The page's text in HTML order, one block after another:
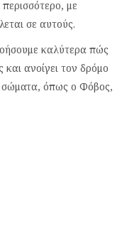
με
σε αυτούς.
καλύτερα πώς
και ανοίγει τον δρόμο
σώματα, όπως ο Φόβος,